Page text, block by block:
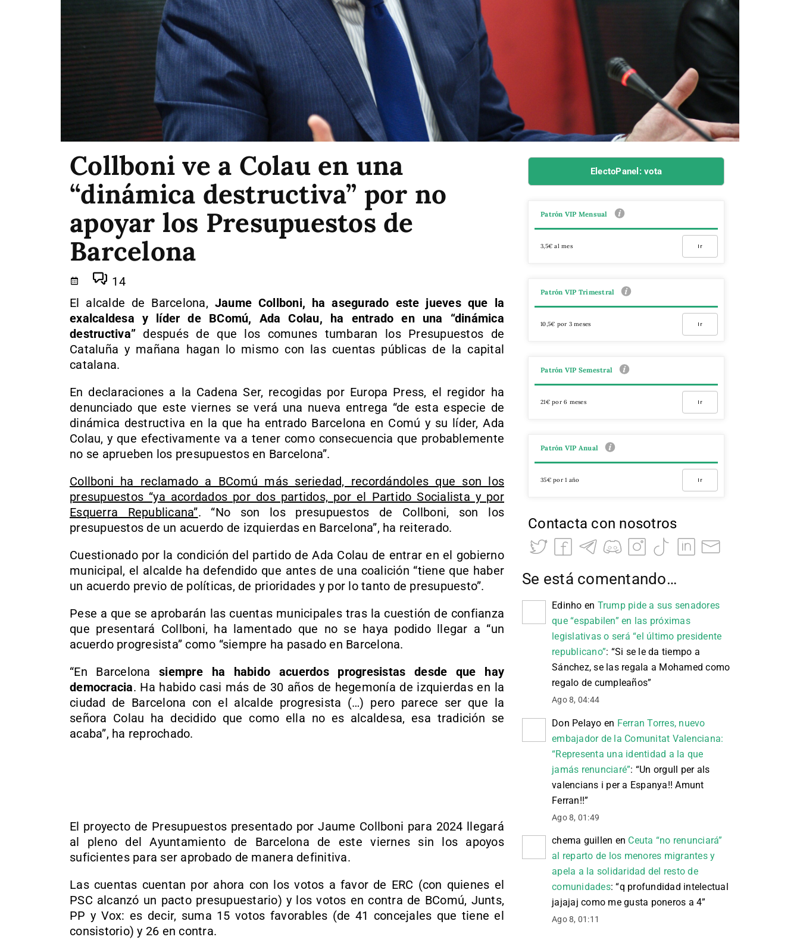
Collboni ve a Colau en una
“dinámica destructiva” por no
apoyar los Presupuestos de
Barcelona
14
El alcalde de Barcelona, Jaume Collboni, ha asegurado este jueves que la
exalcaldesa y líder de BComú, Ada Colau, ha entrado en una “dinámica
destructiva” después de que los comunes tumbaran los Presupuestos de
Cataluña y mañana hagan lo mismo con las cuentas públicas de la capital
catalana.
En declaraciones a la Cadena Ser, recogidas por Europa Press, el regidor ha
denunciado que este viernes se verá una nueva entrega “de esta especie de
dinámica destructiva en la que ha entrado Barcelona en Comú y su líder, Ada
Colau, y que efectivamente va a tener como consecuencia que probablemente
no se aprueben los presupuestos en Barcelona”.
Collboni ha reclamado a BComú más seriedad, recordándoles que son los
presupuestos “ya acordados por dos partidos, por el Partido Socialista y por
Esquerra Republicana”. “No son los presupuestos de Collboni, son los
presupuestos de un acuerdo de izquierdas en Barcelona”, ha reiterado.
Cuestionado por la condición del partido de Ada Colau de entrar en el gobierno
municipal, el alcalde ha defendido que antes de una coalición “tiene que haber
un acuerdo previo de políticas, de prioridades y por lo tanto de presupuesto”.
Pese a que se aprobarán las cuentas municipales tras la cuestión de confianza
que presentará Collboni, ha lamentado que no se haya podido llegar a “un
acuerdo progresista” como “siempre ha pasado en Barcelona.
“En Barcelonasiempre ha habido acuerdos progresistas desde que hay
democracia. Ha habido casi más de 30 años de hegemonía de izquierdas en la
ciudad de Barcelona con el alcalde progresista (…) pero parece ser que la
señora Colau ha decidido que como ella no es alcaldesa, esa tradición se
acaba”, ha reprochado.
El proyecto de Presupuestos presentado por Jaume Collboni para 2024 llegará
al pleno del Ayuntamiento de Barcelona de este viernes sin los apoyos
suficientes para ser aprobado de manera definitiva.
Las cuentas cuentan por ahora con los votos a favor de ERC (con quienes el
PSC alcanzó un pacto presupuestario) y los votos en contra de BComú, Junts,
PP y Vox: es decir, suma 15 votos favorables (de 41 concejales que tiene el
consistorio) y 26 en contra.
ElectoPanel: vota
Patrón VIP Mensual
3,5€ al mes Ir
Patrón VIP Trimestral
10,5€ por 3 meses Ir
Patrón VIP Semestral
21€ por 6 meses Ir
Patrón VIP Anual
35€ por 1 año Ir
Contacta con nosotros
Se está comentando…
Edinho en Trump pide a sus senadores
que “espabilen” en las próximas
legislativas o será “el último presidente
republicano”: “Si se le da tiempo a
Sánchez, se las regala a Mohamed como
regalo de cumpleaños”
Ago 8, 04:44
Don Pelayo en Ferran Torres, nuevo
embajador de la Comunitat Valenciana:
“Representa una identidad a la que
jamás renunciaré”: “Un orgull per als
valencians i per a Espanya!! Amunt
Ferran!!”
Ago 8, 01:49
chema guillen en Ceuta “no renunciará”
al reparto de los menores migrantes y
apela a la solidaridad del resto de
comunidades: “q profundidad intelectual
jajajaj como me gusta poneros a 4”
Ago 8, 01:11